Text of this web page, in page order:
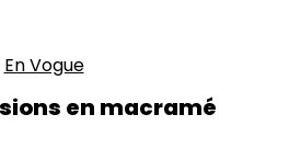
En Vogue
en macramé